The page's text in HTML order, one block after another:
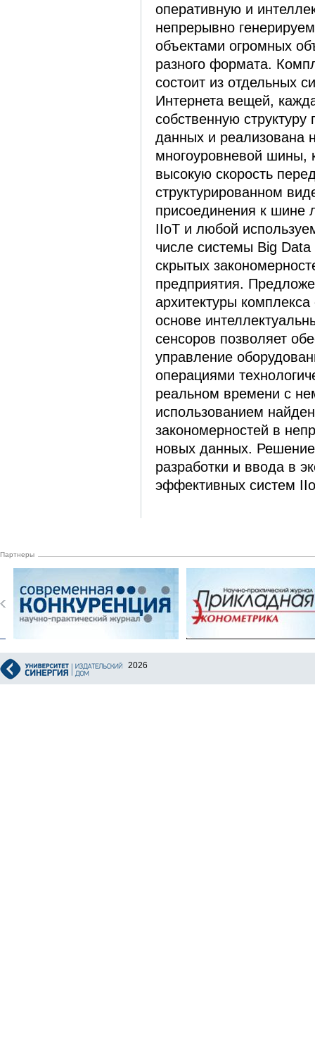
оперативную и
непрерывно
объектами огромных
разного формата.
состоит из отдельных
Интернета вещей,
собственную
данных и реализована
многоуровневой шины,
высокую скорость
структурированном
присоединения к шине
IIoT и любой
числе системы Big
скрытых
предприятия.
архитектуры
основе
сенсоров позволяет
управление
операциями
реальном времени с
использованием
закономерностей в
новых данных.
разработки и ввода в
эффективных систем
Партнеры
2026